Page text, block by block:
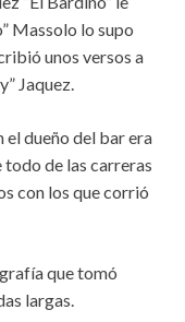
Massolo lo supo
unos versos a
Jaquez.
el dueño del bar era
de las carreras
con los que corrió
que tomó
largas.